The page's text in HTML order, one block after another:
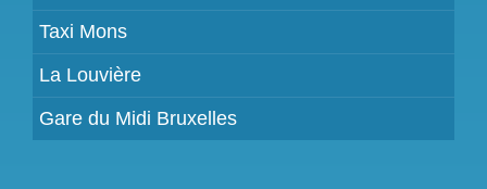
Taxi Mons
La Louvière
Gare du Midi Bruxelles